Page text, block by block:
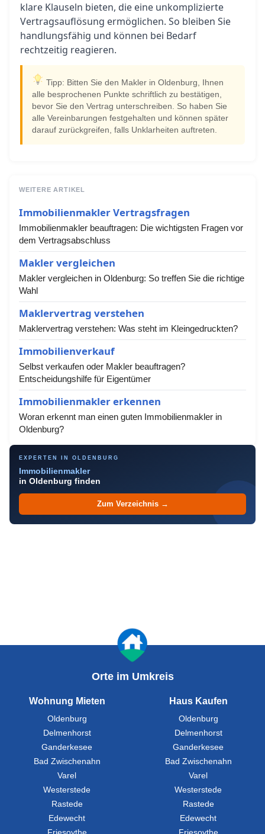
klare Klauseln bieten, die eine unkomplizierte
Vertragsauflösung ermöglichen. So bleiben Sie
handlungsfähig und können bei Bedarf
rechtzeitig reagieren.
Tipp: Bitten Sie den Makler in Oldenburg, Ihnen
alle besprochenen Punkte schriftlich zu bestätigen,
bevor Sie den Vertrag unterschreiben. So haben Sie
alle Vereinbarungen festgehalten und können später
darauf zurückgreifen, falls Unklarheiten auftreten.
WEITERE ARTIKEL
Immobilienmakler Vertragsfragen
Immobilienmakler beauftragen: Die wichtigsten Fragen vor
dem Vertragsabschluss
Makler vergleichen
Makler vergleichen in Oldenburg: So treffen Sie die richtige
Wahl
Maklervertrag verstehen
Maklervertrag verstehen: Was steht im Kleingedruckten?
Immobilienverkauf
Selbst verkaufen oder Makler beauftragen?
Entscheidungshilfe für Eigentümer
Immobilienmakler erkennen
Woran erkennt man einen guten Immobilienmakler in
Oldenburg?
EXPERTEN IN OLDENBURG
Immobilienmakler
in Oldenburg finden
Zum Verzeichnis →
Orte im Umkreis
Wohnung Mieten
Oldenburg
Delmenhorst
Ganderkesee
Bad Zwischenahn
Varel
Westerstede
Rastede
Edewecht
Haus Kaufen
Oldenburg
Delmenhorst
Ganderkesee
Bad Zwischenahn
Varel
Westerstede
Rastede
Edewecht